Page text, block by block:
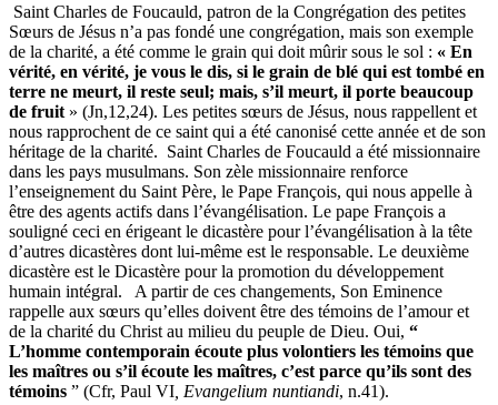
Saint Charles de Foucauld, patron de la Congrégation des petites
Sœurs de Jésus n’a pas fondé une congrégation, mais son exemple
de la charité, a été comme le grain qui doit mûrir sous le sol : « En
vérité, en vérité, je vous le dis, si le grain de blé qui est tombé en
terre ne meurt, il reste seul; mais, s’il meurt, il porte beaucoup
de fruit » (Jn,12,24). Les petites sœurs de Jésus, nous rappellent et
nous rapprochent de ce saint qui a été canonisé cette année et de son
héritage de la charité. Saint Charles de Foucauld a été missionnaire
dans les pays musulmans. Son zèle missionnaire renforce
l’enseignement du Saint Père, le Pape François, qui nous appelle à
être des agents actifs dans l’évangélisation. Le pape François a
souligné ceci en érigeant le dicastère pour l’évangélisation à la tête
d’autres dicastères dont lui-même est le responsable. Le deuxième
dicastère est le Dicastère pour la promotion du développement
humain intégral. A partir de ces changements, Son Eminence
rappelle aux sœurs qu’elles doivent être des témoins de l’amour et
de la charité du Christ au milieu du peuple de Dieu. Oui, “
L’homme contemporain écoute plus volontiers les témoins que
les maîtres ou s’il écoute les maîtres, c’est parce qu’ils sont des
témoins ” (Cfr, Paul VI , Evangelium nuntiandi, n.41).